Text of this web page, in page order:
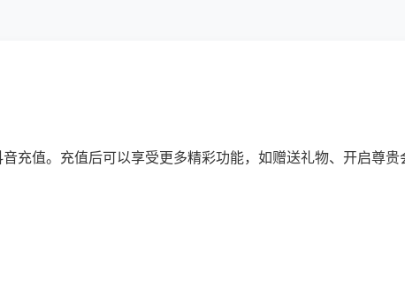
充值。充值后可以享受更多精彩功能，如赠送礼物、开启尊